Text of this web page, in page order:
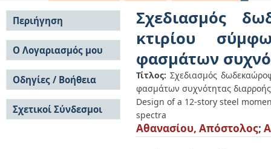
Σχεδιασμός
κτιρίου
φασμάτων
Τίτλος: Σχεδιασμός
φασμάτων συχνότητας
Design of a 12-story steel
spectra
Αθανασίου, Απόστολος;
Περιήγηση
Σε όλο το DSpace
Κοινότητες & Συλλογές
Ανά Ημερομηνία
Έκδοσης
Συγγραφείς
Τίτλοι
Θέματα
Ο Λογαριασμός μου
Σύνδεση
Εγγραφή
Οδηγίες / Βοήθεια
Οδηγίες Υποβολής
Οδηγίες Χρήσης ΙΑ
Συχνές Ερωτήσεις
Σχετικοί Σύνδεσμοι